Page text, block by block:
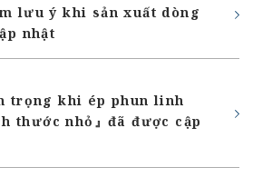
lưu ý khi sản xuất dòng
nhật
trọng khi ép phun linh
thước nhỏ』đã được cập